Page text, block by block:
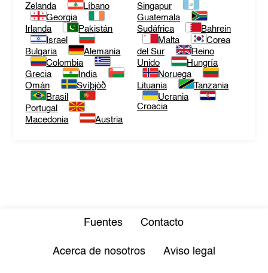
Zelanda
Líbano
Georgia
Irlanda
Pakistán
Israel
Bulgaria
Alemania
Colombia
Grecia
India
Omán
Svíþjóð
Brasil
Portugal
Macedonia
Austria
Singapur
Guatemala
Sudáfrica
Bahrein
Malta
Corea
del Sur
Reino
Unido
Hungría
Noruega
Lituania
Tanzania
Ucrania
Croacia
Fuentes Contacto
Acerca de nosotros Aviso legal